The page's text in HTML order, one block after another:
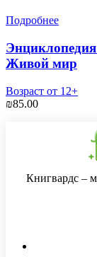
Подробнее
Живой мир
Возраст от 12+
₪85.00
Книгвардс –